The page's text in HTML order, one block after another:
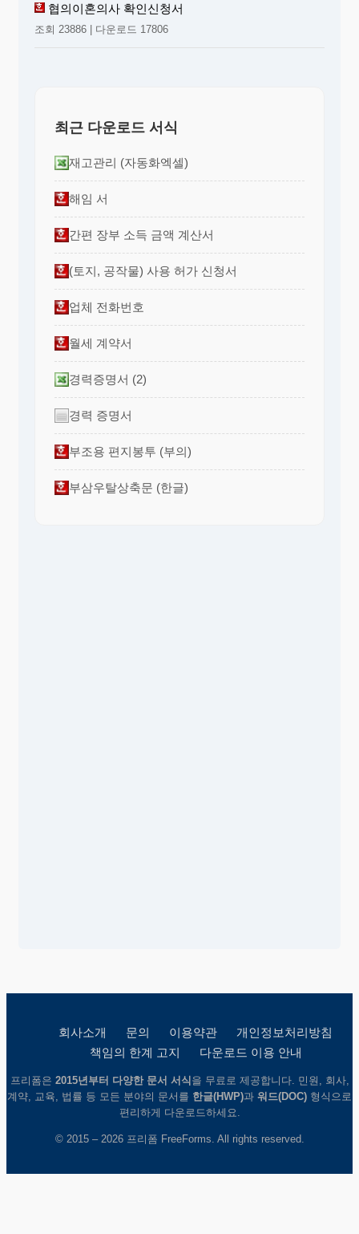
협의이혼의사 확인신청서
조회 23886 | 다운로드 17806
최근 다운로드 서식
재고관리 (자동화엑셀)
해임 서
간편 장부 소득 금액 계산서
(토지, 공작물) 사용 허가 신청서
업체 전화번호
월세 계약서
경력증명서 (2)
경력 증명서
부조용 편지봉투 (부의)
부삼우탈상축문 (한글)
회사소개 문의 이용약관
개인정보처리방침
책임의 한계 고지
다운로드 이용 안내
프리폼은 2015년부터 다양한 문서 서식 을 무료로 제공합니다. 민원, 회사,
계약, 교육, 법률 등 모든 분야의 문서를 한글(HWP)과 워드(DOC) 형식으로
편리하게 다운로드하세요.
© 2015 – 2026 프리폼 FreeForms. All rights reserved.